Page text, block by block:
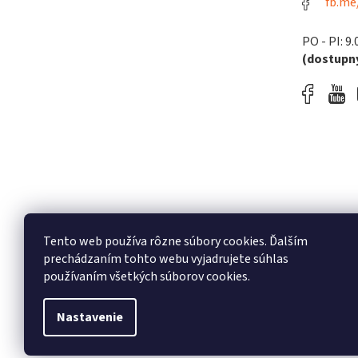
Tento web používa rôzne súbory cookies. Ďalším
prechádzaním tohto webu vyjadrujete súhlas
používaním všetkých súborov cookies.
Nastavenie
PO - PI: